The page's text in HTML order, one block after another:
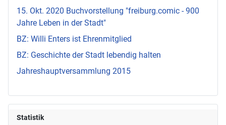
15. Okt. 2020 Buchvorstellung "freiburg.comic - 900
Jahre Leben in der Stadt"
BZ: Willi Enters ist Ehrenmitglied
BZ: Geschichte der Stadt lebendig halten
Jahreshauptversammlung 2015
Statistik